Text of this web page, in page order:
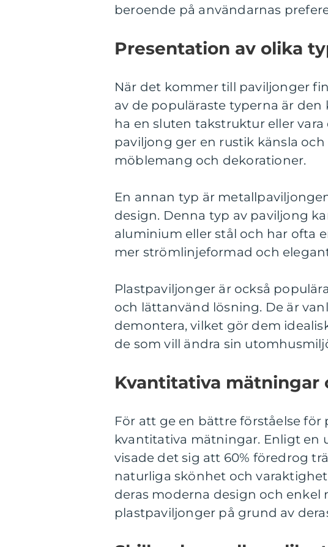
beroende på användarnas
Presentation av olika
När det kommer till paviljonger
av de populäraste typerna är
ha en sluten takstruktur eller
paviljong ger en rustik känsla
möblemang och dekorationer.
En annan typ är
design. Denna typ av paviljong
aluminium eller stål och har ofta
mer strömlinjeformad och
Plastpaviljonger är också
och lättanvänd lösning. De är
demontera, vilket gör dem
de som vill ändra sin
Kvantitativa mätningar
För att ge en bättre förståelse
kvantitativa mätningar. Enligt en
visade det sig att 60% föredrog
naturliga skönhet och
deras moderna design och enkel
plastpaviljonger på grund av